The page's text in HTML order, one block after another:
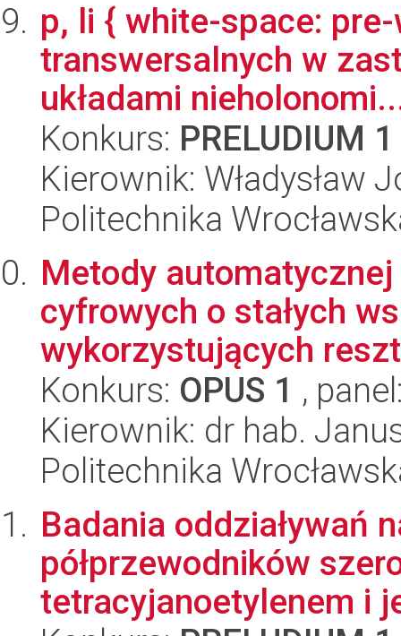
p, li { white-space:
transwersalnych w
układami
Konkurs: PRELUDIUM 1
Kierownik: Władysław
Politechnika
Metody
cyfrowych o stałych
wykorzystujących
Konkurs: OPUS 1 ,
Kierownik: dr hab.
Politechnika
Badania oddziaływań
półprzewodników
tetracyjanoetylenem i